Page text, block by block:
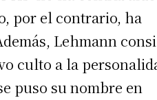
por el contrario, ha
Lehmann
culto a la
puso su nombre en